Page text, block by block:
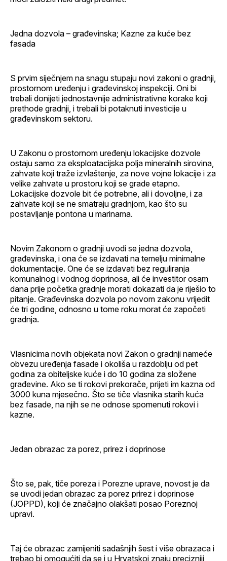
Jedna dozvola – građevinska; Kazne za kuće bez
fasada
S prvim siječnjem na snagu stupaju novi zakoni o gradnji,
prostornom uređenju i građevinskoj inspekciji. Oni bi
trebali donijeti jednostavnije administrativne korake koji
prethode gradnji, i trebali bi potaknuti investicije u
građevinskom sektoru.
U Zakonu o prostornom uređenju lokacijske dozvole
ostaju samo za eksploatacijska polja mineralnih sirovina,
zahvate koji traže izvlaštenje, za nove vojne lokacije i za
velike zahvate u prostoru koji se grade etapno.
Lokacijske dozvole bit će potrebne, ali i dovoljne, i za
zahvate koji se ne smatraju gradnjom, kao što su
postavljanje pontona u marinama.
Novim Zakonom o gradnji uvodi se jedna dozvola,
građevinska, i ona će se izdavati na temelju minimalne
dokumentacije. One će se izdavati bez reguliranja
komunalnog i vodnog doprinosa, ali će investitor osam
dana prije početka gradnje morati dokazati da je riješio to
pitanje. Građevinska dozvola po novom zakonu vrijedit
će tri godine, odnosno u tome roku morat će započeti
gradnja.
Vlasnicima novih objekata novi Zakon o gradnji nameće
obvezu uređenja fasade i okoliša u razdoblju od pet
godina za obiteljske kuće i do 10 godina za složene
građevine. Ako se ti rokovi prekorače, prijeti im kazna od
3000 kuna mjesečno. Što se tiče vlasnika starih kuća
bez fasade, na njih se ne odnose spomenuti rokovi i
kazne.
Jedan obrazac za porez, prirez i doprinose
Što se, pak, tiče poreza i Porezne uprave, novost je da
se uvodi jedan obrazac za porez prirez i doprinose
(JOPPD), koji će značajno olakšati posao Poreznoj
upravi.
Taj će obrazac zamijeniti sadašnjih šest i više obrazaca i
trebao bi omogućiti da se i u Hrvatskoj znaju precizniji